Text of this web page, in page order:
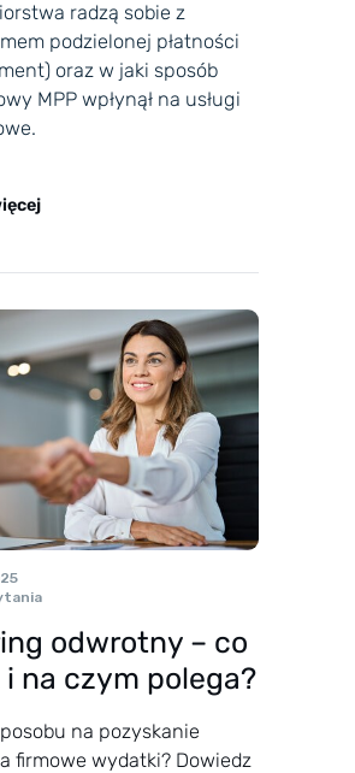
radzą sobie z
podzielonej płatności
oraz w jaki sposób
MPP wpłynął na usługi
odwrotny – co
na czym polega?
na pozyskanie
firmowe wydatki? Dowiedz